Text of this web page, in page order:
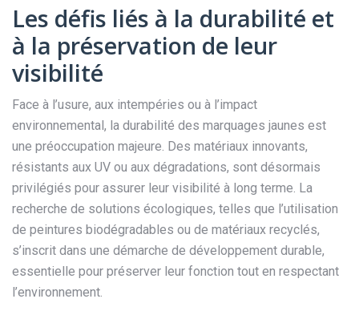
Les défis liés à la durabilité et
à la préservation de leur
visibilité
Face à l’usure, aux intempéries ou à l’impact
environnemental, la durabilité des marquages jaunes est
une préoccupation majeure. Des matériaux innovants,
résistants aux UV ou aux dégradations, sont désormais
privilégiés pour assurer leur visibilité à long terme. La
recherche de solutions écologiques, telles que l’utilisation
de peintures biodégradables ou de matériaux recyclés,
s’inscrit dans une démarche de développement durable,
essentielle pour préserver leur fonction tout en respectant
l’environnement.